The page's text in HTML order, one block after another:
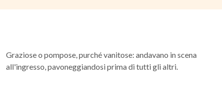
Graziose o pompose, purché vanitose: andavano in scena
all'ingresso, pavoneggiandosi prima di tutti gli altri.